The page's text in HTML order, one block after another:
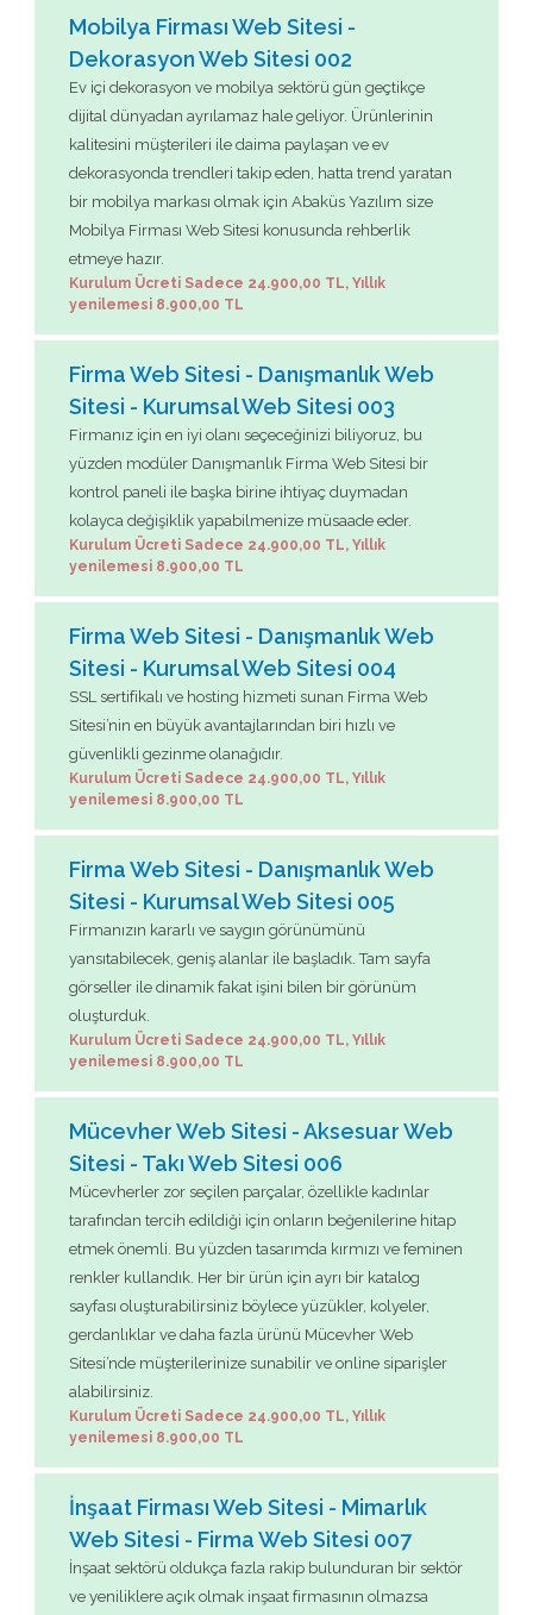
Mobilya Firması Web Sitesi -
Dekorasyon Web Sitesi 002
Ev içi dekorasyon ve mobilya sektörü gün geçtikçe
dijital dünyadan ayrılamaz hale geliyor. Ürünlerinin
kalitesini müşterileri ile daima paylaşan ve ev
dekorasyonda trendleri takip eden, hatta trend yaratan
bir mobilya markası olmak için Abaküs Yazılım size
Mobilya Firması Web Sitesi konusunda rehberlik
etmeye hazır.
Kurulum Ücreti Sadece 24.900,00 TL, Yıllık
yenilemesi 8.900,00 TL
Firma Web Sitesi - Danışmanlık Web
Sitesi - Kurumsal Web Sitesi 003
Firmanız için en iyi olanı seçeceğinizi biliyoruz, bu
yüzden modüler Danışmanlık Firma Web Sitesi bir
kontrol paneli ile başka birine ihtiyaç duymadan
kolayca değişiklik yapabilmenize müsaade eder.
Kurulum Ücreti Sadece 24.900,00 TL, Yıllık
yenilemesi 8.900,00 TL
Firma Web Sitesi - Danışmanlık Web
Sitesi - Kurumsal Web Sitesi 004
SSL sertifikalı ve hosting hizmeti sunan Firma Web
Sitesi’nin en büyük avantajlarından biri hızlı ve
güvenlikli gezinme olanağıdır.
Kurulum Ücreti Sadece 24.900,00 TL, Yıllık
yenilemesi 8.900,00 TL
Firma Web Sitesi - Danışmanlık Web
Sitesi - Kurumsal Web Sitesi 005
Firmanızın kararlı ve saygın görünümünü
yansıtabilecek, geniş alanlar ile başladık. Tam sayfa
görseller ile dinamik fakat işini bilen bir görünüm
oluşturduk.
Kurulum Ücreti Sadece 24.900,00 TL, Yıllık
yenilemesi 8.900,00 TL
Mücevher Web Sitesi - Aksesuar Web
Sitesi - Takı Web Sitesi 006
Mücevherler zor seçilen parçalar, özellikle kadınlar
tarafından tercih edildiği için onların beğenilerine hitap
etmek önemli. Bu yüzden tasarımda kırmızı ve feminen
renkler kullandık. Her bir ürün için ayrı bir katalog
sayfası oluşturabilirsiniz böylece yüzükler, kolyeler,
gerdanlıklar ve daha fazla ürünü Mücevher Web
Sitesi’nde müşterilerinize sunabilir ve online siparişler
alabilirsiniz.
Kurulum Ücreti Sadece 24.900,00 TL, Yıllık
yenilemesi 8.900,00 TL
İnşaat Firması Web Sitesi - Mimarlık
Web Sitesi - Firma Web Sitesi 007
İnşaat sektörü oldukça fazla rakip bulunduran bir sektör
ve yeniliklere açık olmak inşaat firmasının olmazsa